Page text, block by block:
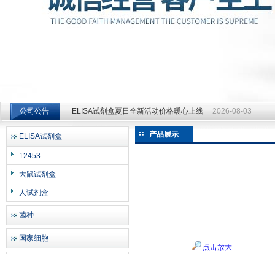
上海邦景实业有限公司
公司公告 ELISA试剂盒夏日全新活动价格暖心上线 2026-08-03
ELISA试剂盒夏日全新活动价格暖心上线
ELISA试剂盒
12453
大鼠试剂盒
人试剂盒
菌种
国家细胞
产品展示
点击放大